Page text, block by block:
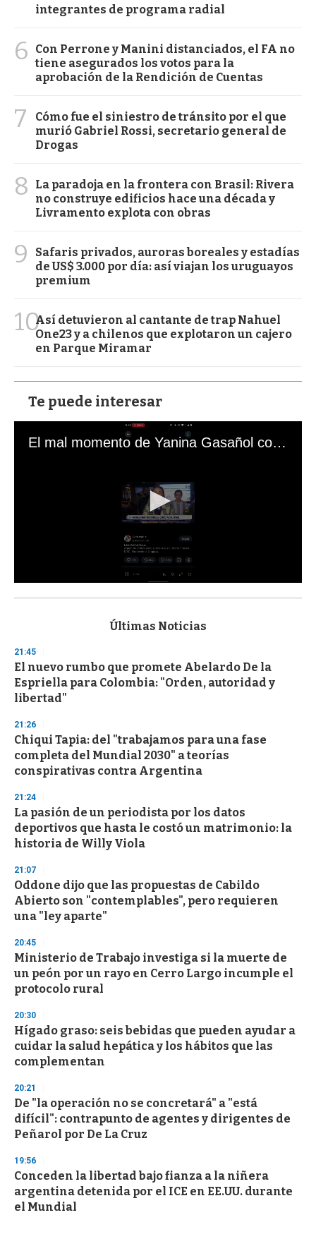
integrantes de programa radial
6
Con Perrone y Manini distanciados, el FA no
tiene asegurados los votos para la
aprobación de la Rendición de Cuentas
7
Cómo fue el siniestro de tránsito por el que
murió Gabriel Rossi, secretario general de
Drogas
8
La paradoja en la frontera con Brasil: Rivera
no construye edificios hace una década y
Livramento explota con obras
9
Safaris privados, auroras boreales y estadías
de US$ 3.000 por día: así viajan los uruguayos
premium
10Así detuvieron al cantante de trap Nahuel
One23 y a chilenos que explotaron un cajero
en Parque Miramar
Te puede interesar
El mal momento de Yanina Gasañol con un hincha argentino en "Subrayado"
s
d
s
o
f
3
s
e
c
o
n
Últimas Noticias
21:45
El nuevo rumbo que promete Abelardo De la
Espriella para Colombia: "Orden, autoridad y
libertad"
21:26
Chiqui Tapia: del "trabajamos para una fase
completa del Mundial 2030" a teorías
conspirativas contra Argentina
21:24
La pasión de un periodista por los datos
deportivos que hasta le costó un matrimonio: la
historia de Willy Viola
21:07
Oddone dijo que las propuestas de Cabildo
Abierto son "contemplables", pero requieren
una "ley aparte"
20:45
Ministerio de Trabajo investiga si la muerte de
un peón por un rayo en Cerro Largo incumple el
protocolo rural
20:30
Hígado graso: seis bebidas que pueden ayudar a
cuidar la salud hepática y los hábitos que las
complementan
20:21
De "la operación no se concretará" a "está
difícil": contrapunto de agentes y dirigentes de
Peñarol por De La Cruz
19:56
Conceden la libertad bajo fianza a la niñera
argentina detenida por el ICE en EE.UU. durante
el Mundial